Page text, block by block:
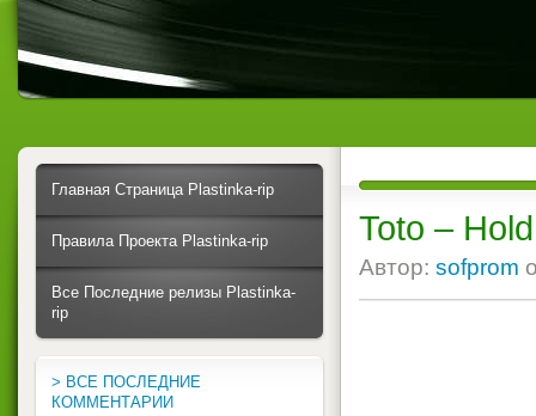
Toto ‎–
Автор: sofprom
Главная Страница Plastinka-rip
Правила Проекта Plastinka-rip
Все Последние релизы Plastinka-
rip
> ВСЕ ПОСЛЕДНИЕ
КОММЕНТАРИИ